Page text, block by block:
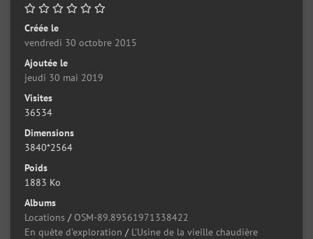
Créée le
vendredi 30 octobre 2015
Ajoutée le
jeudi 30 mai 2019
Visites
36534
Dimensions
3840*2564
Poids
1883 Ko
Albums
Locations / OSM-89.89561971338422
En quête d'exploration / L'Usine de la vieille chaudière